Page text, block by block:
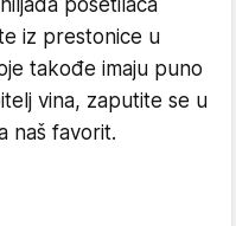
iz prestonice u
takođe imaju puno
vina, zaputite se u
naš favorit.